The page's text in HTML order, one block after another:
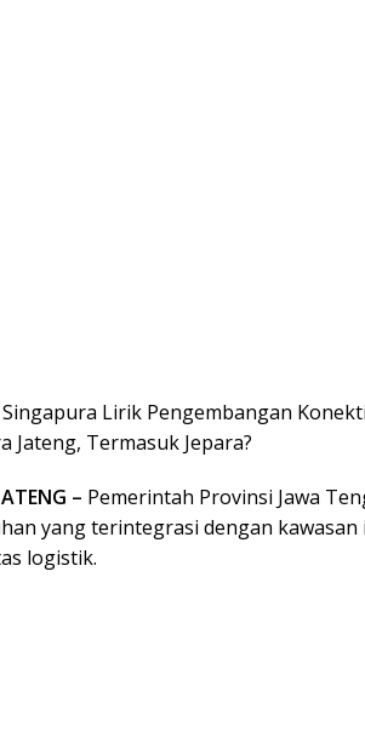
Lirik Pengembangan
Jateng, Termasuk Jepara?
– Pemerintah Provinsi Jawa
yang terintegrasi dengan
logistik.